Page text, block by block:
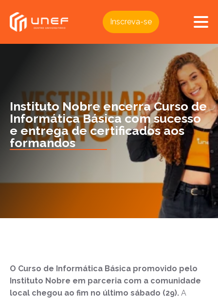
Inscreva-se
Instituto Nobre encerra Curso de
Informática Básica com sucesso
e entrega de certificados aos
formandos
O Curso de Informática Básica promovido pelo
Instituto Nobre em parceria com a comunidade
local chegou ao fim no último sábado (29). A